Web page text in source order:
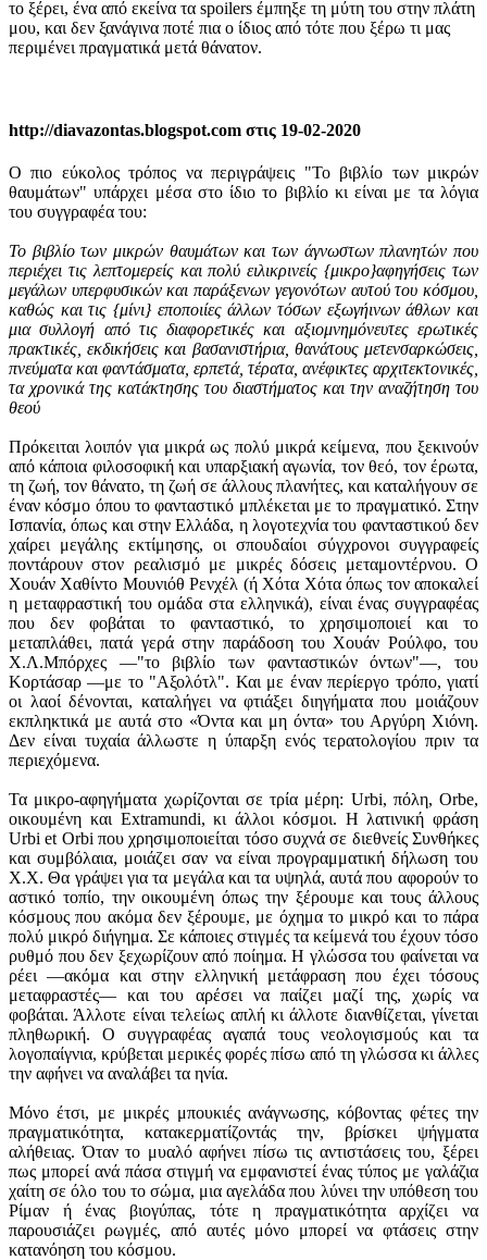
το ξέρει, ένα από εκείνα τα spoilers έμπηξε τη μύτη του στην πλάτη
μου, και δεν ξανάγινα ποτέ πια ο ίδιος από τότε που ξέρω τι μας
περιμένει πραγματικά μετά θάνατον.
http://diavazontas.blogspot.com στις 19-02-2020
Ο πιο εύκολος τρόπος να περιγράψεις "Το βιβλίο των μικρών
θαυμάτων" υπάρχει μέσα στο ίδιο το βιβλίο κι είναι με τα λόγια
του συγγραφέα του:
Το βιβλίο των μικρών θαυμάτων και των άγνωστων πλανητών που
περιέχει τις λεπτομερείς και πολύ ειλικρινείς {μικρο}αφηγήσεις των
μεγάλων υπερφυσικών και παράξενων γεγονότων αυτού του κόσμου,
καθώς και τις {μίνι} εποποιίες άλλων τόσων εξωγήινων άθλων και
μια συλλογή από τις διαφορετικές και αξιομνημόνευτες ερωτικές
πρακτικές, εκδικήσεις και βασανιστήρια, θανάτους μετενσαρκώσεις,
πνεύματα και φαντάσματα, ερπετά, τέρατα, ανέφικτες αρχιτεκτονικές,
τα χρονικά της κατάκτησης του διαστήματος και την αναζήτηση του
θεού
Πρόκειται λοιπόν για μικρά ως πολύ μικρά κείμενα, που ξεκινούν
από κάποια φιλοσοφική και υπαρξιακή αγωνία, τον θεό, τον έρωτα,
τη ζωή, τον θάνατο, τη ζωή σε άλλους πλανήτες, και καταλήγουν σε
έναν κόσμο όπου το φανταστικό μπλέκεται με το πραγματικό. Στην
Ισπανία, όπως και στην Ελλάδα, η λογοτεχνία του φανταστικού δεν
χαίρει μεγάλης εκτίμησης, οι σπουδαίοι σύγχρονοι συγγραφείς
ποντάρουν στον ρεαλισμό με μικρές δόσεις μεταμοντέρνου. Ο
Χουάν Χαθίντο Μουνιόθ Ρενχέλ (ή Χότα Χότα όπως τον αποκαλεί
η μεταφραστική του ομάδα στα ελληνικά), είναι ένας συγγραφέας
που δεν φοβάται το φανταστικό, το χρησιμοποιεί και το
μεταπλάθει, πατά γερά στην παράδοση του Χουάν Ρούλφο, του
Χ.Λ.Μπόρχες —"το βιβλίο των φανταστικών όντων"—, του
Κορτάσαρ —με το "Αξολότλ". Και με έναν περίεργο τρόπο, γιατί
οι λαοί δένονται, καταλήγει να φτιάξει διηγήματα που μοιάζουν
εκπληκτικά με αυτά στο «Όντα και μη όντα» του Αργύρη Χιόνη.
Δεν είναι τυχαία άλλωστε η ύπαρξη ενός τερατολογίου πριν τα
περιεχόμενα.
Τα μικρο-αφηγήματα χωρίζονται σε τρία μέρη: Urbi, πόλη, Orbe,
οικουμένη και Extramundi, κι άλλοι κόσμοι. Η λατινική φράση
Urbi et Orbi που χρησιμοποιείται τόσο συχνά σε διεθνείς Συνθήκες
και συμβόλαια, μοιάζει σαν να είναι προγραμματική δήλωση του
Χ.Χ. Θα γράψει για τα μεγάλα και τα υψηλά, αυτά που αφορούν το
αστικό τοπίο, την οικουμένη όπως την ξέρουμε και τους άλλους
κόσμους που ακόμα δεν ξέρουμε, με όχημα το μικρό και το πάρα
πολύ μικρό διήγημα. Σε κάποιες στιγμές τα κείμενά του έχουν τόσο
ρυθμό που δεν ξεχωρίζουν από ποίημα. Η γλώσσα του φαίνεται να
ρέει —ακόμα και στην ελληνική μετάφραση που έχει τόσους
μεταφραστές— και του αρέσει να παίζει μαζί της, χωρίς να
φοβάται. Άλλοτε είναι τελείως απλή κι άλλοτε διανθίζεται, γίνεται
πληθωρική. Ο συγγραφέας αγαπά τους νεολογισμούς και τα
λογοπαίγνια, κρύβεται μερικές φορές πίσω από τη γλώσσα κι άλλες
την αφήνει να αναλάβει τα ηνία.
Μόνο έτσι, με μικρές μπουκιές ανάγνωσης, κόβοντας φέτες την
πραγματικότητα, κατακερματίζοντάς την, βρίσκει ψήγματα
αλήθειας. Όταν το μυαλό αφήνει πίσω τις αντιστάσεις του, ξέρει
πως μπορεί ανά πάσα στιγμή να εμφανιστεί ένας τύπος με γαλάζια
χαίτη σε όλο του το σώμα, μια αγελάδα που λύνει την υπόθεση του
Ρίμαν ή ένας βιογύπας, τότε η πραγματικότητα αρχίζει να
παρουσιάζει ρωγμές, από αυτές μόνο μπορεί να φτάσεις στην
κατανόηση του κόσμου.